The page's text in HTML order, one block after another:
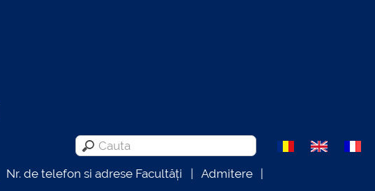
Nr. de telefon si adrese Facultăți Admitere